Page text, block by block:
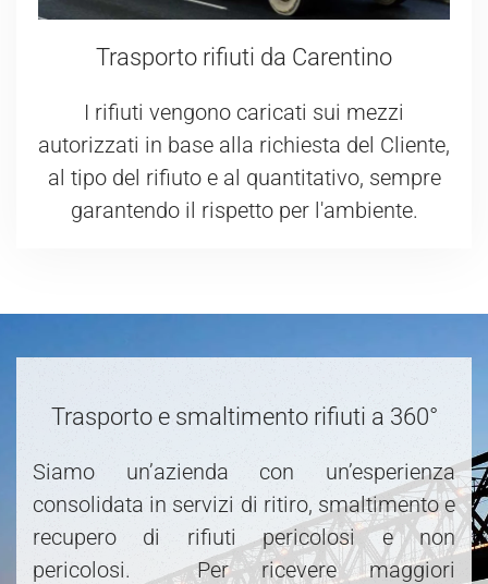
Trasporto rifiuti da Carentino
I rifiuti vengono caricati sui mezzi
autorizzati in base alla richiesta del Cliente,
al tipo del rifiuto e al quantitativo, sempre
garantendo il rispetto per l'ambiente.
Trasporto e smaltimento rifiuti a 360°
Siamo un’azienda con un’esperienza
consolidata in servizi di ritiro, smaltimento e
recupero di rifiuti pericolosi e non
pericolosi. Per ricevere maggiori